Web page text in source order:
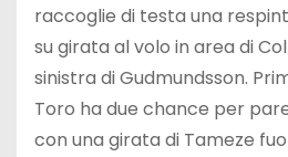
raccoglie di testa una
su girata al volo in area di
sinistra di Gudmundsson.
Toro ha due chance per
con una girata di Tameze